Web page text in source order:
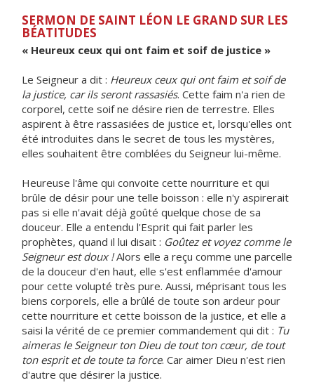
SERMON DE SAINT LÉON LE GRAND SUR LES
BÉATITUDES
« Heureux ceux qui ont faim et soif de justice »
Le Seigneur a dit : Heureux ceux qui ont faim et soif de
la justice, car ils seront rassasiés. Cette faim n'a rien de
corporel, cette soif ne désire rien de terrestre. Elles
aspirent à être rassasiées de justice et, lorsqu'elles ont
été introduites dans le secret de tous les mystères,
elles souhaitent être comblées du Seigneur lui-même.
Heureuse l'âme qui convoite cette nourriture et qui
brûle de désir pour une telle boisson : elle n'y aspirerait
pas si elle n'avait déjà goûté quelque chose de sa
douceur. Elle a entendu l'Esprit qui fait parler les
prophètes, quand il lui disait : Goûtez et voyez comme le
Seigneur est doux !Alors elle a reçu comme une parcelle
de la douceur d'en haut, elle s'est enflammée d'amour
pour cette volupté très pure. Aussi, méprisant tous les
biens corporels, elle a brûlé de toute son ardeur pour
cette nourriture et cette boisson de la justice, et elle a
saisi la vérité de ce premier commandement qui dit : Tu
aimeras le Seigneur ton Dieu de tout ton cœur, de tout
ton esprit et de toute ta force. Car aimer Dieu n'est rien
d'autre que désirer la justice.